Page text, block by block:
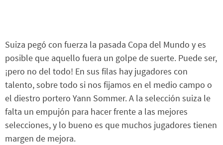
Suiza pegó con fuerza la pasada Copa del Mundo y es
posible que aquello fuera un golpe de suerte. Puede ser,
¡pero no del todo! En sus filas hay jugadores con
talento, sobre todo si nos fijamos en el medio campo o
el diestro portero Yann Sommer. A la selección suiza le
falta un empujón para hacer frente a las mejores
selecciones, y lo bueno es que muchos jugadores tienen
margen de mejora.